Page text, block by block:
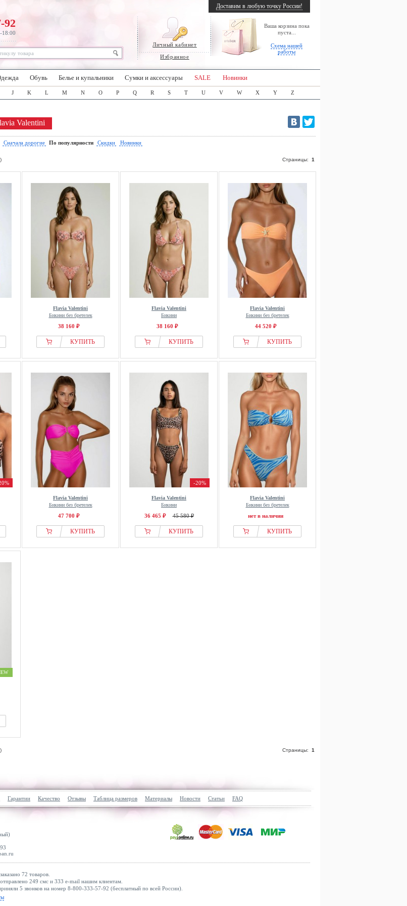
Личный кабинет
Избранное
Ваша корзина пока
пуста...
Схема нашей
работы
92
Доставим в любую точку России!
Обувь Белье и купальники Сумки и аксессуары SALE Новинки
J K L M N O P Q R S T U V W X Y Z
Valentini
Сначала дорогие По популярности Скидки Новинки
Страницы: 1
Flavia Valentini
Бикини без бретелек
38 160 ₽
КУПИТЬ
Flavia Valentini
Бикини
38 160 ₽
КУПИТЬ
Flavia Valentini
Бикини без бретелек
44 520 ₽
КУПИТЬ
Flavia Valentini
Бикини без бретелек
47 700 ₽
КУПИТЬ
-20%
Flavia Valentini
Бикини
36 465 ₽ 45 580 ₽
КУПИТЬ
Flavia Valentini
Бикини без бретелек
нет в наличии
КУПИТЬ
Страницы: 1
Гарантии Качество Отзывы Таблица размеров Материалы Новости Статьи FAQ
72 товаров.
249 смс и 333 e-mail нашим клиентам.
5 звонков на номер 8-800-333-57-92 (бесплатный по всей России).